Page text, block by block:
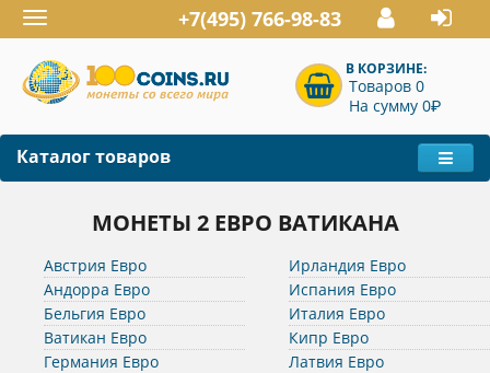
Toggle
navigation
+7(495) 766-98-83
В КОРЗИНЕ:
Товаров 0
На сумму 0P
Каталог товаров
МОНЕТЫ 2 ЕВРО ВАТИКАНА
Австрия Евро
Андорра Евро
Бельгия Евро
Ватикан Евро
Германия Евро
Ирландия Евро
Испания Евро
Италия Евро
Кипр Евро
Латвия Евро